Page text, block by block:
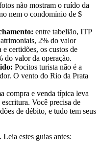
não mostram o ruído da
nem o condomínio de $
entre tabelião, ITP
2% do valor
certidões, os custos de
do valor da operação.
Pocitos turista não é a
O vento do Rio da Prata
compra e venda típica leva
Você precisa de
de débito, e tudo tem seus
estes guias antes: